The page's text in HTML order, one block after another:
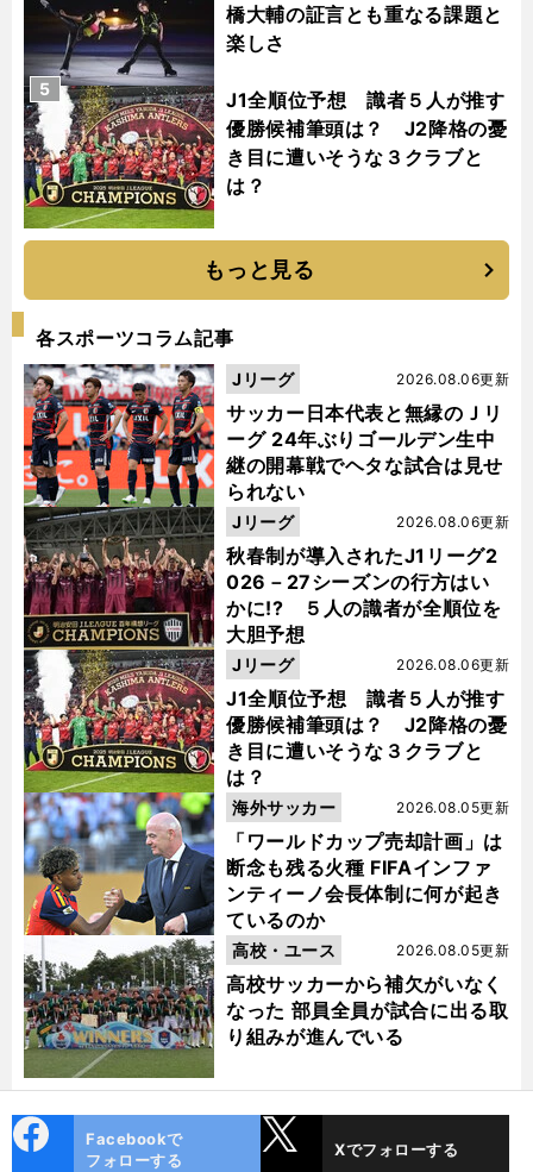
橋大輔の証言とも重なる課題と
楽しさ
J1全順位予想 識者５人が推す
優勝候補筆頭は？ J2降格の憂
き目に遭いそうな３クラブと
は？
5
もっと見る
各スポーツコラム記事
サッカー日本代表と無縁のＪリ
ーグ 24年ぶりゴールデン生中
継の開幕戦でヘタな試合は見せ
られない
2026.08.06更新
Jリーグ
秋春制が導入されたJ1リーグ2
026－27シーズンの行方はい
かに!? ５人の識者が全順位を
大胆予想
2026.08.06更新
Jリーグ
J1全順位予想 識者５人が推す
優勝候補筆頭は？ J2降格の憂
き目に遭いそうな３クラブと
は？
2026.08.06更新
Jリーグ
「ワールドカップ売却計画」は
断念も残る火種 FIFAインファ
ンティーノ会長体制に何が起き
ているのか
2026.08.05更新
海外サッカー
高校サッカーから補欠がいなく
なった 部員全員が試合に出る取
り組みが進んでいる
2026.08.05更新
高校・ユース
ok
Facebookで
フォローする
Xでフォローする